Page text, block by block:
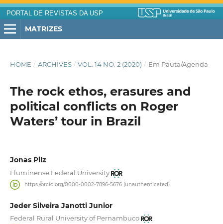
PORTAL DE REVISTAS DA USP
MATRIZES
HOME / ARCHIVES / VOL. 14 NO. 2 (2020) / Em Pauta/Agenda
The rock ethos, erasures and
political conflicts on Roger
Waters’ tour in Brazil
Jonas Pilz
Fluminense Federal University
https://orcid.org/0000-0002-7896-5676 (unauthenticated)
Jeder Silveira Janotti Junior
Federal Rural University of Pernambuco